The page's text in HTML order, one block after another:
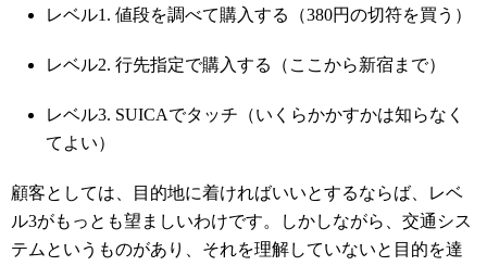
レベル1. 値段を調べて購入する（380円の切符を買う）
レベル2. 行先指定で購入する（ここから新宿まで）
レベル3. SUICAでタッチ（いくらかかすかは知らなく
てよい）
顧客としては、目的地に着ければいいとするならば、レベ
ル3がもっとも望ましいわけです。しかしながら、交通シス
テムというものがあり、それを理解していないと目的を達